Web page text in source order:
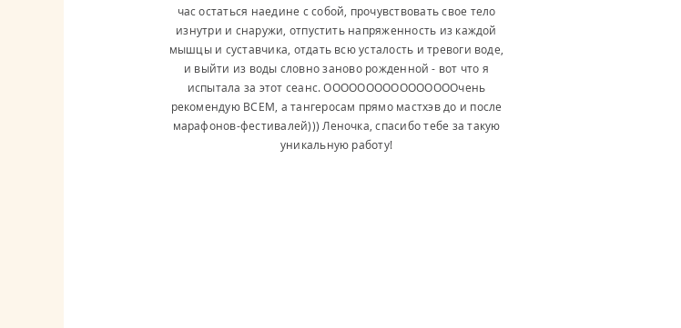
час остаться наедине с собой, прочувствовать свое тело
изнутри и снаружи, отпустить напряженность из каждой
мышцы и суставчика, отдать всю усталость и тревоги воде,
и выйти из воды словно заново рожденной - вот что я
испытала за этот сеанс. ООООООООООООООООчень
рекомендую ВСЕМ, а тангеросам прямо мастхэв до и после
марафонов-фестивалей))) Леночка, спасибо тебе за такую
уникальную работу!